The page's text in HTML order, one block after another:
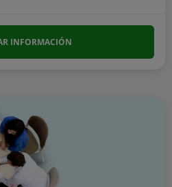
INFORMACIÓN